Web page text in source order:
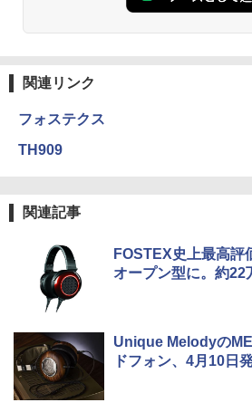
関連リンク
フォステクス
TH909
関連記事
FOSTEX史上最高評
オープン型に。約22
Unique Melodyの
ドフォン、4月10日